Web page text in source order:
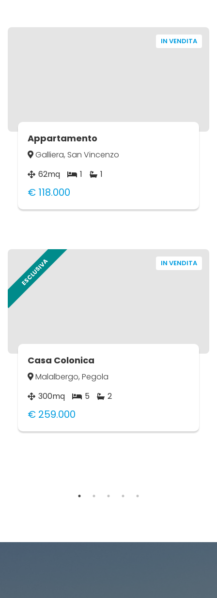
IN VENDITA
Appartamento
Galliera, San Vincenzo
62mq
1 1
€ 118.000
IN VENDITA
ESCLUSIVA
Casa Colonica
Malalbergo, Pegola
300mq
5 2
€ 259.000